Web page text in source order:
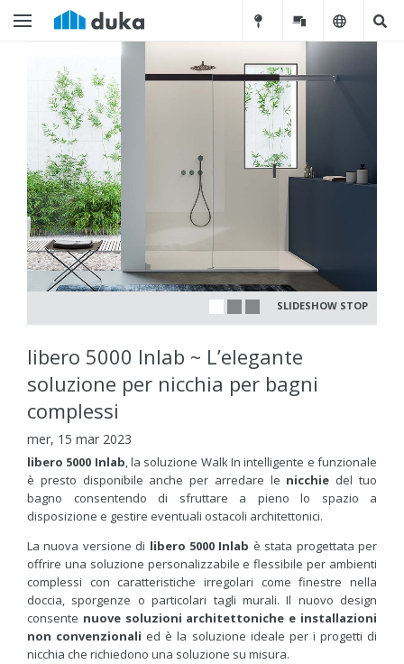
SLIDESHOW STOP
libero 5000 Inlab ~ L’elegante
soluzione per nicchia per bagni
complessi
mer, 15 mar 2023
libero 5000 Inlab, la soluzione Walk In intelligente e funzionale
è presto disponibile anche per arredare le nicchie del tuo
bagno consentendo di sfruttare a pieno lo spazio a
disposizione e gestire eventuali ostacoli architettonici.
La nuova versione di libero 5000 Inlab è stata progettata per
offrire una soluzione personalizzabile e flessibile per ambienti
complessi con caratteristiche irregolari come finestre nella
doccia, sporgenze o particolari tagli murali. Il nuovo design
consente nuove soluzioni architettoniche e installazioni
non convenzionali ed è la soluzione ideale per i progetti di
nicchia che richiedono una soluzione su misura.